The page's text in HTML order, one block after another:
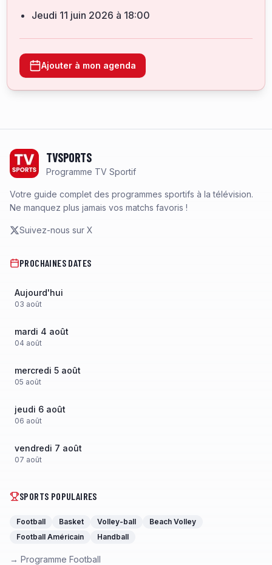
jeudi 11 juin 2026 à 18:00
Ajouter à mon agenda
TVSPORTS
Programme TV Sportif
Votre guide complet des programmes sportifs à la télévision.
Ne manquez plus jamais vos matchs favoris !
Suivez-nous sur X
PROCHAINES DATES
Aujourd'hui
03 août
mardi 4 août
04 août
mercredi 5 août
05 août
jeudi 6 août
06 août
vendredi 7 août
07 août
SPORTS POPULAIRES
Football Basket Volley-ball
Beach Volley
Football Américain
Handball
→ Programme Football